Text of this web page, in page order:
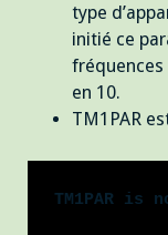
type
initié ce
fréquences
en 10.
TM1PAR
TM1PAR